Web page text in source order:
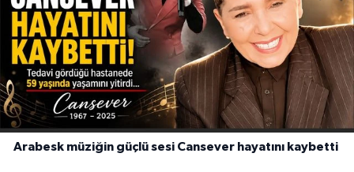
Arabesk müziğin güçlü sesi Cansever hayatını kaybetti